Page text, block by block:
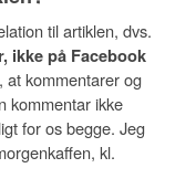
til artiklen, dvs.
ikke på Facebook
at kommentarer og
kommentar ikke
for os begge. Jeg
kl.